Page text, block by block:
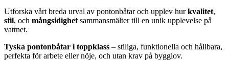
Utforska vårt breda urval av pontonbåtar och upplev hurkvalitet,
stil, och mångsidighet sammansmälter till en unik upplevelse på
vattnet.
Tyska pontonbåtar i toppklass – stiliga, funktionella och hållbara,
perfekta för arbete eller nöje, och utan krav på bygglov.